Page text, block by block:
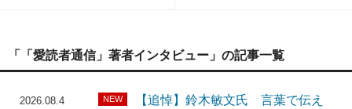
「「愛読者通信」著者インタビュー」の記事一覧
2026.08.4 NEW
【追悼】鈴木敏文氏 言葉で伝え